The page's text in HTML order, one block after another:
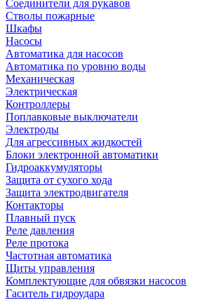
Соединители для рукавов
Стволы пожарные
Шкафы
Насосы
Автоматика для насосов
Автоматика по уровню воды
Механическая
Электрическая
Контроллеры
Поплавковые выключатели
Электроды
Для агрессивных жидкостей
Блоки электронной автоматики
Гидроаккумуляторы
Защита от сухого хода
Защита электродвигателя
Контакторы
Плавный пуск
Реле давления
Реле протока
Частотная автоматика
Щиты управления
Комплектующие для обвязки насосов
Гаситель гидроудара